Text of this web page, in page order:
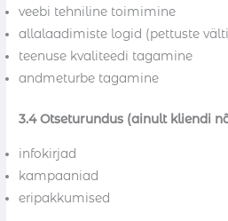
veebi tehniline toimimine
allalaadimiste logid (pettuste
teenuse kvaliteedi tagamine
andmeturbe tagamine
3.4 Otseturundus (ainult kliendi
infokirjad
kampaaniad
eripakkumised